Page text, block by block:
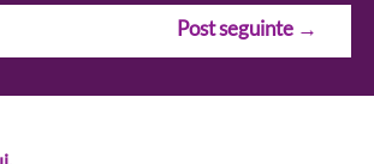
Post seguinte →